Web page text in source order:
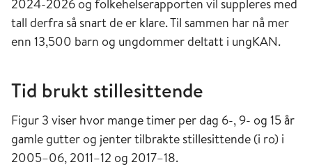
2024-2026 og folkehelserapporten vil suppleres med
tall derfra så snart de er klare. Til sammen har nå mer
enn 13,500 barn og ungdommer deltatt i ungKAN.
Tid brukt stillesittende
Figur 3 viser hvor mange timer per dag 6-, 9- og 15 år
gamle gutter og jenter tilbrakte stillesittende (i ro) i
2005–06, 2011–12 og 2017–18.